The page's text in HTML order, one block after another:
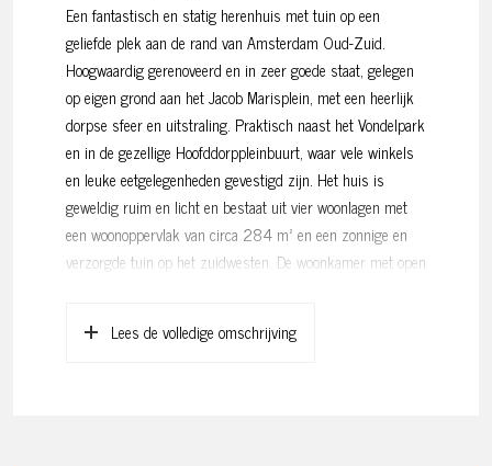
Een fantastisch en statig herenhuis met tuin op een
geliefde plek aan de rand van Amsterdam Oud-Zuid.
Hoogwaardig gerenoveerd en in zeer goede staat, gelegen
op eigen grond aan het Jacob Marisplein, met een heerlijk
dorpse sfeer en uitstraling. Praktisch naast het Vondelpark
en in de gezellige Hoofddorppleinbuurt, waar vele winkels
en leuke eetgelegenheden gevestigd zijn. Het huis is
geweldig ruim en licht en bestaat uit vier woonlagen met
een woonoppervlak van circa 284 m² en een zonnige en
verzorgde tuin op het zuidwesten. De woonkamer met open
(slaap)kamers waarvan 4 grote slaapkamers, 2
Lees de volledige omschrijving